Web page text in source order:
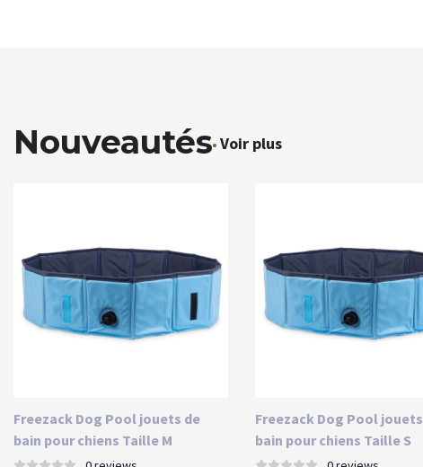
Nouveautés Voir plus
Freezack Dog Pool jouets de
bain pour chiens Taille M
Freezack Dog Pool
bain pour chiens Taille S